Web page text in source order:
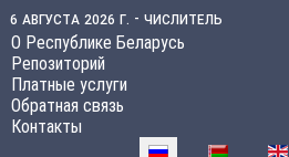
6 августа 2026 г. - числитель
О Республике Беларусь
Репозиторий
Платные услуги
Обратная связь
Контакты
Выберите язык